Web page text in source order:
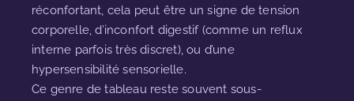
réconfortant, cela peut être un signe de tension
corporelle, d’inconfort digestif (comme un reflux
interne parfois très discret), ou d’une
hypersensibilité sensorielle.
Ce genre de tableau reste souvent sous-